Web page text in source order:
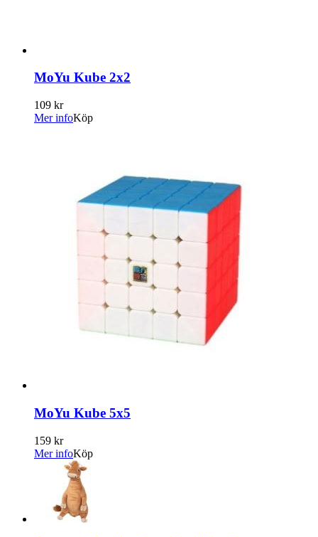
MoYu Kube 2x2
109 kr
Mer infoKöp
MoYu Kube 5x5
159 kr
Mer infoKöp